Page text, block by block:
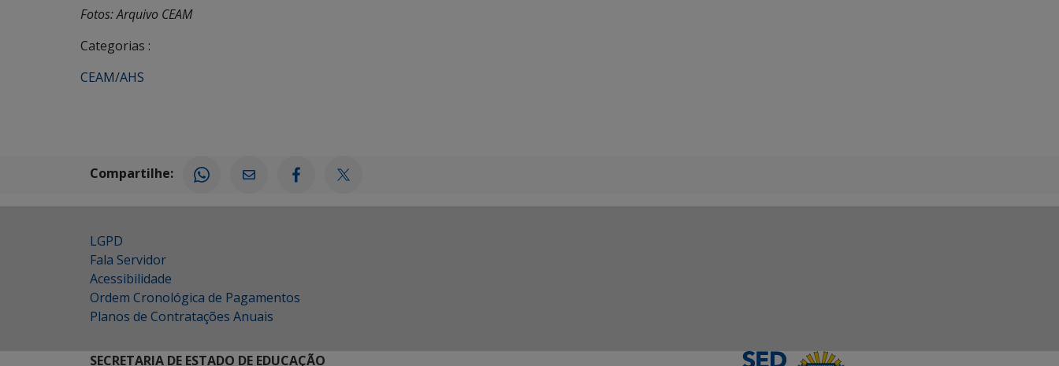
Fotos: Arquivo CEAM
Categorias :
CEAM/AHS
Compartilhe:
LGPD
Fala Servidor
Acessibilidade
Ordem Cronológica de Pagamentos
Planos de Contratações Anuais
SECRETARIA DE ESTADO DE EDUCAÇÃO